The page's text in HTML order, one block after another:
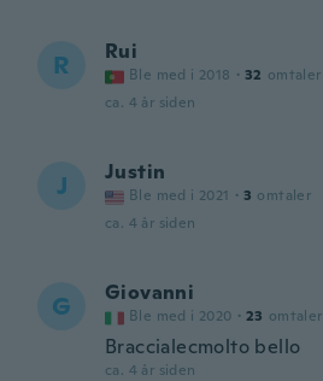
R Rui
Ble med i 2018 · 32 omtaler
ca. 4 år siden
J Justin
Ble med i 2021 · 3 omtaler
ca. 4 år siden
G Giovanni
Ble med i 2020 · 23 omtaler
Braccialecmolto bello
ca. 4 år siden